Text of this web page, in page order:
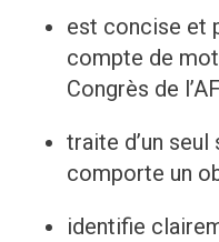
est concise et
compte de
Congrès de
traite d’un
comporte un
identifie